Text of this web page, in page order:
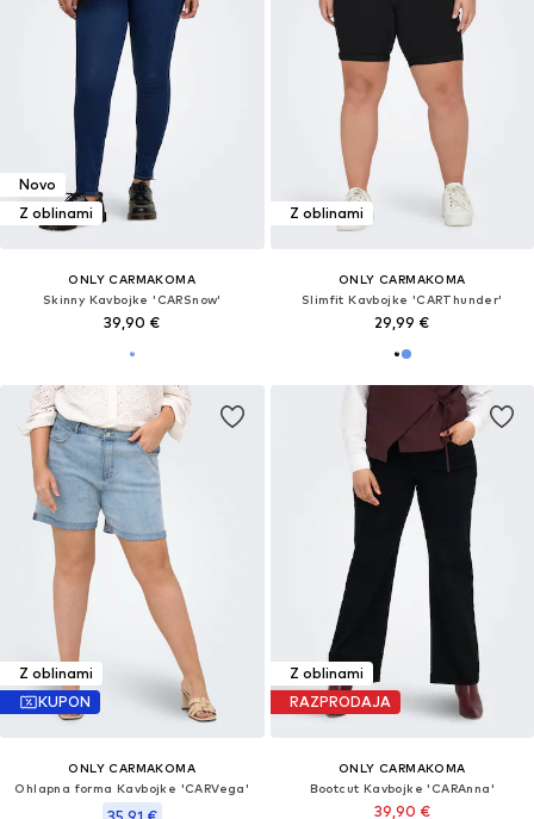
Novo
Z oblinami
ONLY CARMAKOMA
Skinny Kavbojke 'CARSnow'
39,90 €
Z oblinami
ONLY CARMAKOMA
Slimfit Kavbojke 'CARThunder'
29,99 €
Z oblinami
KUPON
ONLY CARMAKOMA
Ohlapna forma Kavbojke 'CARVega'
Z oblinami
RAZPRODAJA
ONLY CARMAKOMA
Bootcut Kavbojke 'CARAnna'
39,90 €